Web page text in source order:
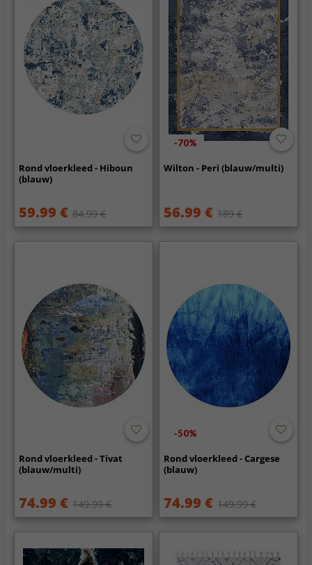
Rond vloerkleed - Hiboun
(blauw)
59.99 € 84.99 €
-70%
Wilton - Peri (blauw/multi)
56.99 € 189 €
Rond vloerkleed - Tivat
(blauw/multi)
74.99 € 149.99 €
-50%
Rond vloerkleed - Cargese
(blauw)
74.99 € 149.99 €